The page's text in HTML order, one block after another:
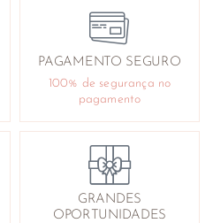
PAGAMENTO SEGURO
100% de segurança no
pagamento
GRANDES
OPORTUNIDADES